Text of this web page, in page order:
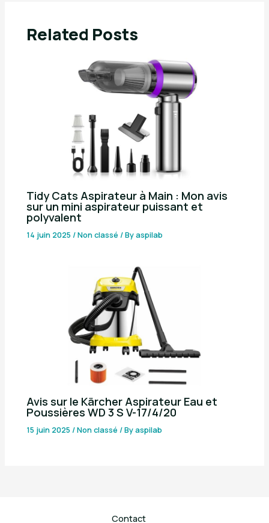
Related Posts
Tidy Cats Aspirateur à Main : Mon avis
sur un mini aspirateur puissant et
polyvalent
14 juin 2025/Non classé / Byaspilab
Avis sur le Kärcher Aspirateur Eau et
Poussières WD 3 S V-17/4/20
15 juin 2025/Non classé / Byaspilab
Contact